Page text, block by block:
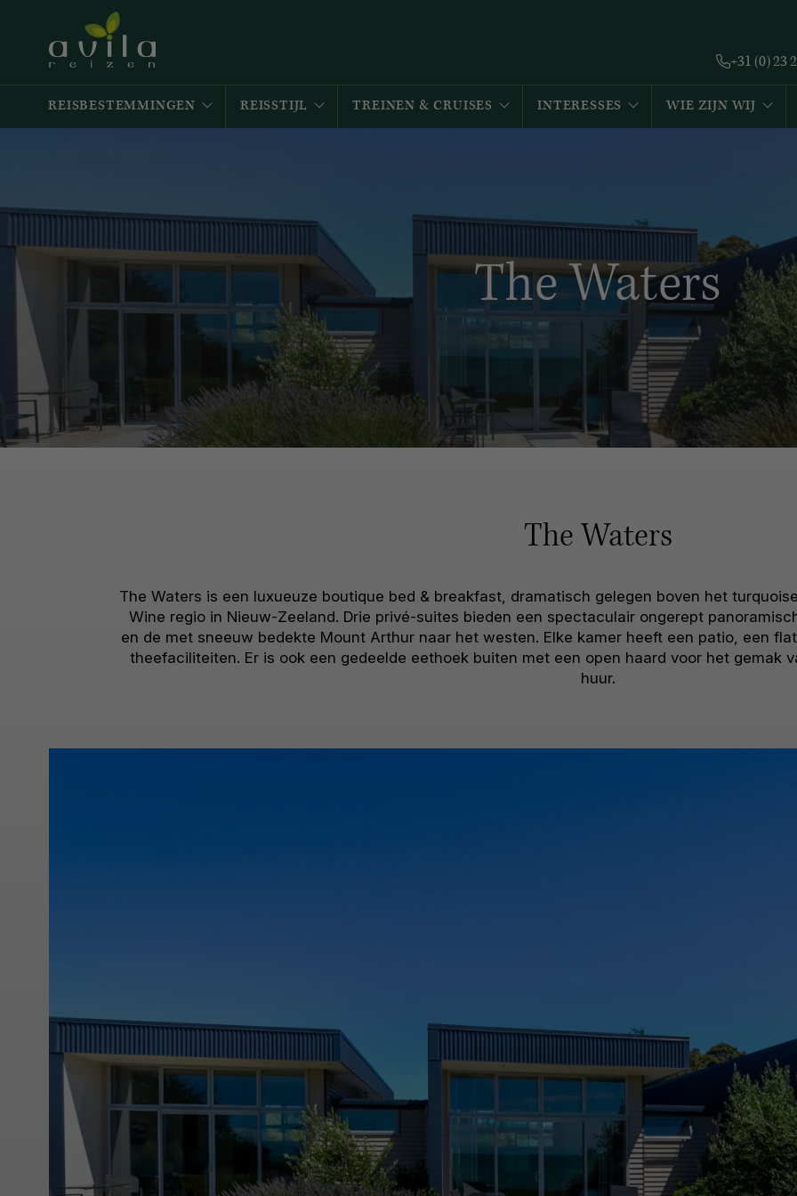
+31 (0) 23
REISBESTEMMINGEN REISSTIJL TREINEN & CRUISES INTERESSES WIE ZIJN WIJ
The Waters
The Waters
The Waters is een luxueuze boutique bed & breakfast, dramatisch gelegen boven het
Wine regio in Nieuw-Zeeland. Drie privé-suites bieden een spectaculair ongerept
en de met sneeuw bedekte Mount Arthur naar het westen. Elke kamer heeft een patio, een
theefaciliteiten. Er is ook een gedeelde eethoek buiten met een open haard voor het gemak
huur.